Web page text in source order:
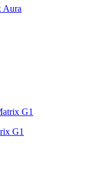
Aura
G1